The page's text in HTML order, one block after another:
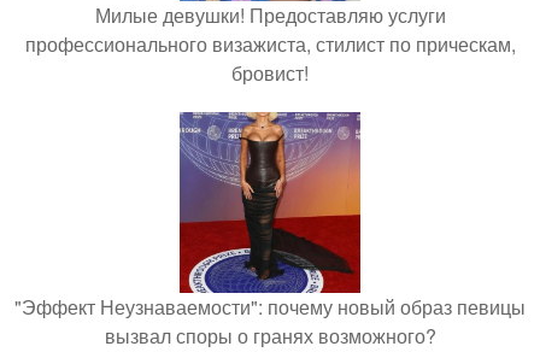
Милые девушки! Предоставляю услуги
профессионального визажиста, стилист по прическам,
бровист!
"Эффект Неузнаваемости": почему новый образ певицы
вызвал споры о гранях возможного?